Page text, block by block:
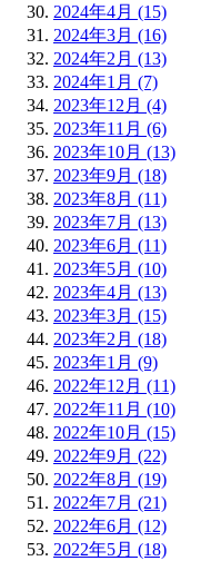
2024年4月 (15)
2024年3月 (16)
2024年2月 (13)
2024年1月 (7)
2023年12月 (4)
2023年11月 (6)
2023年10月 (13)
2023年9月 (18)
2023年8月 (11)
2023年7月 (13)
2023年6月 (11)
2023年5月 (10)
2023年4月 (13)
2023年3月 (15)
2023年2月 (18)
2023年1月 (9)
2022年12月 (11)
2022年11月 (10)
2022年10月 (15)
2022年9月 (22)
2022年8月 (19)
2022年7月 (21)
2022年6月 (12)
2022年5月 (18)